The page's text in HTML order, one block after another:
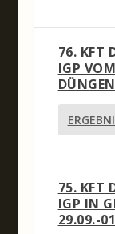
76. KFT
IGP
75. KFT
IGP IN
9.09.-